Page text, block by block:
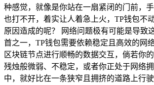
种感觉，就像是你站在一扇紧闭的门前，
也打不开，着实让人着急上火，TP钱包不
原因造成的呢？ 网络问题极有可能是导致
首之一，TP钱包需要依赖稳定且高效的网
区块链节点进行顺畅的数据交互，倘若你
残烛般微弱、不稳定，或者你正处于网络
中，就好比在一条狭窄且拥挤的道路上行